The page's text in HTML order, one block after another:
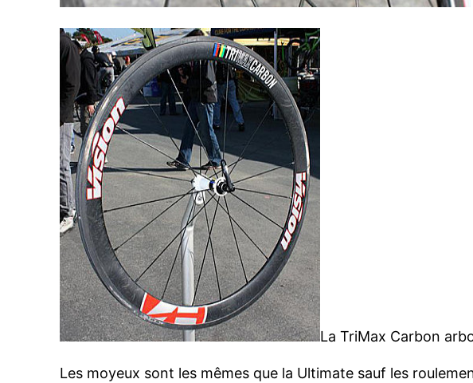
La TriMax Carbon
Les moyeux sont les mêmes que la Ultimate sauf les